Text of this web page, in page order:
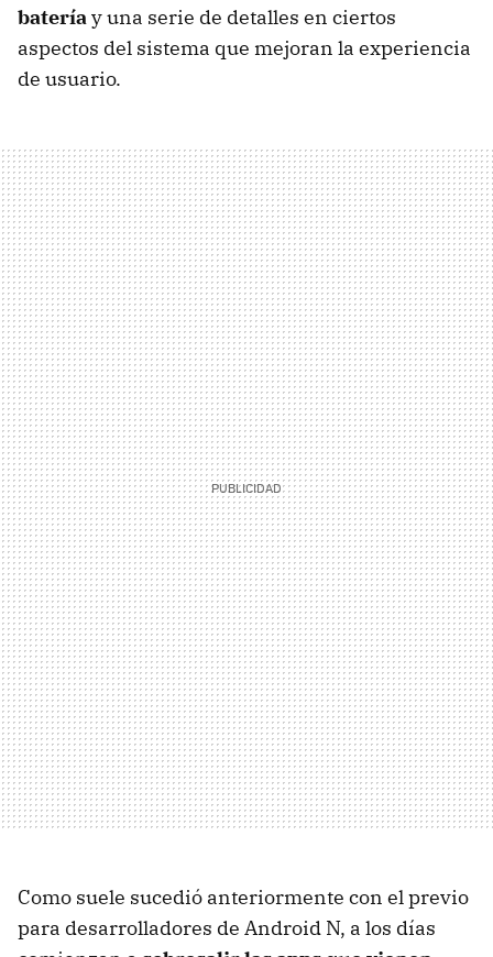
bateríay una serie de detalles en ciertos
aspectos del sistema que mejoran la experiencia
de usuario.
Como suele sucedió anteriormente con el previo
para desarrolladores de Android N, a los días